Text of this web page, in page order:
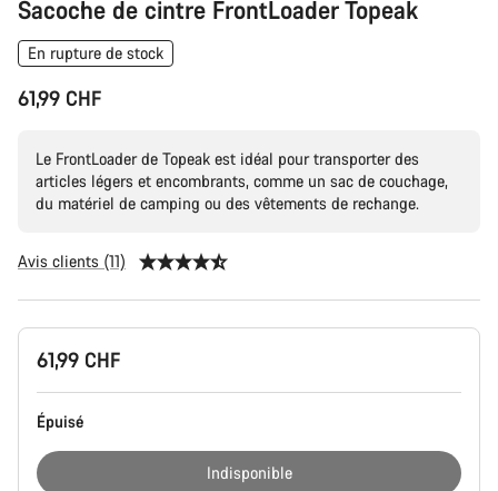
Sacoche de cintre FrontLoader Topeak
En rupture de stock
61,99 CHF
Le FrontLoader de Topeak est idéal pour transporter des
articles légers et encombrants, comme un sac de couchage,
du matériel de camping ou des vêtements de rechange.
Avis clients (11)
Configuration
61,99 CHF
Épuisé
Indisponible